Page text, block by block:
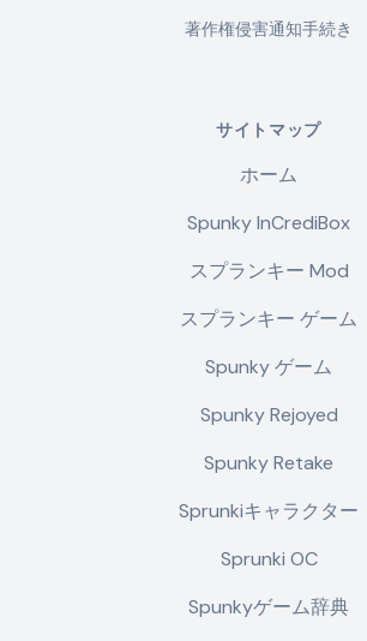
著作権侵害通知手続き
サイトマップ
ホーム
Spunky InCrediBox
スプランキー Mod
スプランキー ゲーム
Spunky ゲーム
Spunky Rejoyed
Spunky Retake
Sprunkiキャラクター
Sprunki OC
Spunkyゲーム辞典